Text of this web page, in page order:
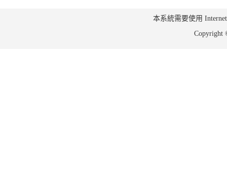
本系統需要使用
Copyright